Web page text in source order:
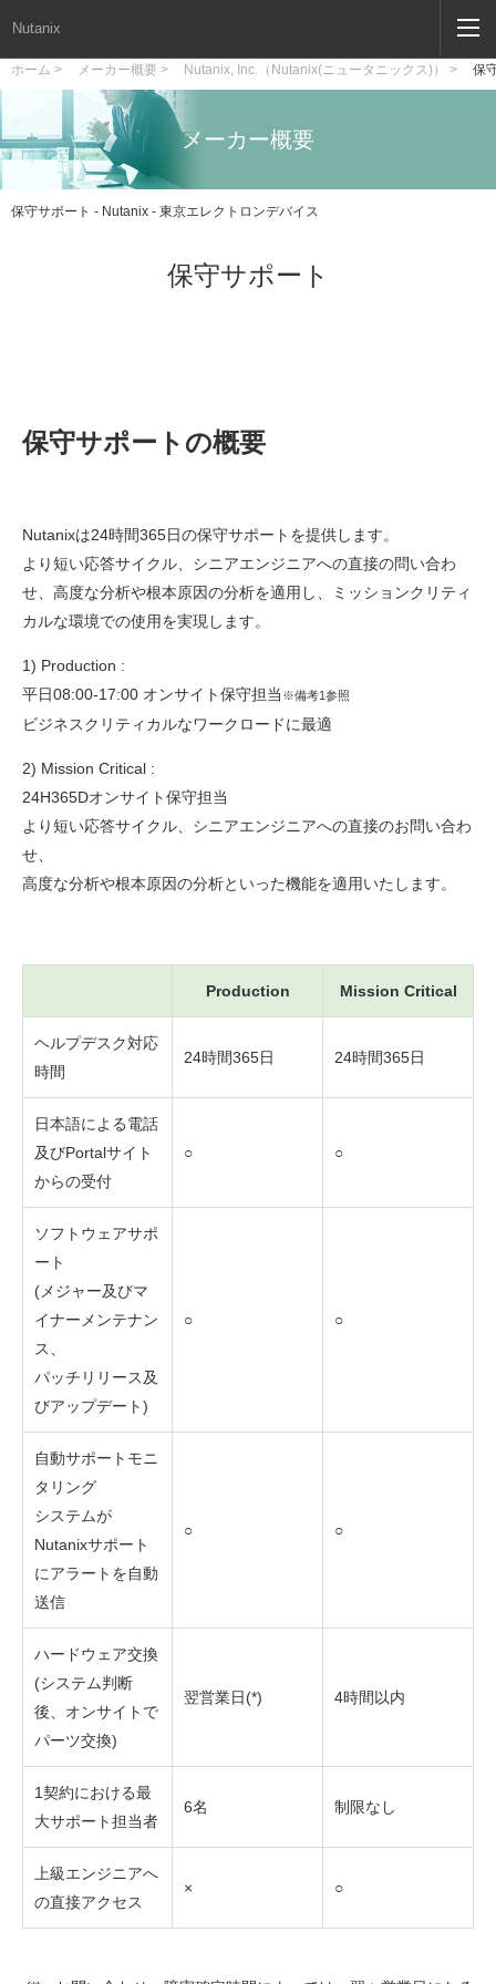
ホーム > メーカー概要 > Nutanix, Inc.（Nutanix(ニュータニックス)） > 保
メーカー概要
保守サポート - Nutanix - 東京エレクトロンデバイス
保守サポート
Nutanix
保守サポートの概要
Nutanixは24時間365日の保守サポートを提供します。
より短い応答サイクル、シニアエンジニアへの直接の問い合わ
せ、高度な分析や根本原因の分析を適用し、ミッションクリティ
カルな環境での使用を実現します。
1) Production :
平日08:00-17:00 オンサイト保守担当 ※備考1参照
ビジネスクリティカルなワークロードに最適
2) Mission Critical :
24H365Dオンサイト保守担当
より短い応答サイクル、シニアエンジニアへの直接のお問い合わ
せ、
高度な分析や根本原因の分析といった機能を適用いたします。
Production Mission Critical
ヘルプデスク対応
時間
24時間365日 24時間365日
日本語による電話
及びPortalサイト
からの受付
○ ○
ソフトウェアサポ
ート
(メジャー及びマ
イナーメンテナン
ス、
パッチリリース及
びアップデート)
○ ○
自動サポートモニ
タリング
システムが
Nutanixサポート
にアラートを自動
送信
○ ○
ハードウェア交換
(システム判断
後、オンサイトで
パーツ交換)
翌営業日(*) 4時間以内
1契約における最
大サポート担当者
6名 制限なし
上級エンジニアへ
の直接アクセス
× ○